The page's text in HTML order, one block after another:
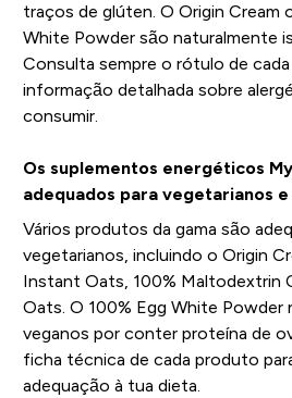
traços de glúten. O Origin Cream
White Powder são naturalmente
Consulta sempre o rótulo de
informação detalhada sobre
consumir.
Os suplementos energéticos
adequados para vegetarianos
Vários produtos da gama são
vegetarianos, incluindo o Origin
Instant Oats, 100% Maltodextrin
Oats. O 100% Egg White Powder
veganos por conter proteína de
ficha técnica de cada produto
adequação à tua dieta.